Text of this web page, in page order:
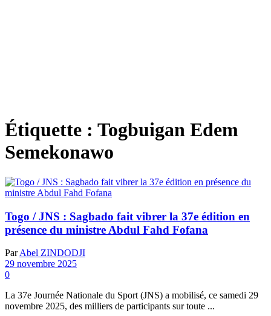
Étiquette : Togbuigan Edem
Semekonawo
Togo / JNS : Sagbado fait vibrer la 37e édition en
présence du ministre Abdul Fahd Fofana
Par Abel ZINDODJI
29 novembre 2025
0
La 37e Journée Nationale du Sport (JNS) a mobilisé, ce samedi 29
novembre 2025, des milliers de participants sur toute ...